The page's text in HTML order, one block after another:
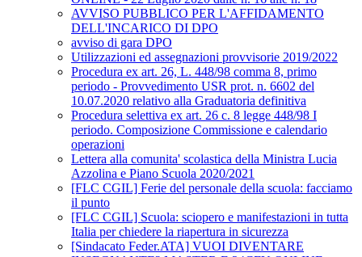
AVVISO PUBBLICO PER L'AFFIDAMENTO
DELL'INCARICO DI DPO
avviso di gara DPO
Utilizzazioni ed assegnazioni provvisorie 2019/2022
Procedura ex art. 26, L. 448/98 comma 8, primo
periodo - Provvedimento USR prot. n. 6602 del
10.07.2020 relativo alla Graduatoria definitiva
Procedura selettiva ex art. 26 c. 8 legge 448/98 I
periodo. Composizione Commissione e calendario
operazioni
Lettera alla comunita' scolastica della Ministra Lucia
Azzolina e Piano Scuola 2020/2021
[FLC CGIL] Ferie del personale della scuola: facciamo
il punto
[FLC CGIL] Scuola: sciopero e manifestazioni in tutta
Italia per chiedere la riapertura in sicurezza
[Sindacato Feder.ATA] VUOI DIVENTARE